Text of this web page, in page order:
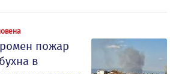
пожар
в